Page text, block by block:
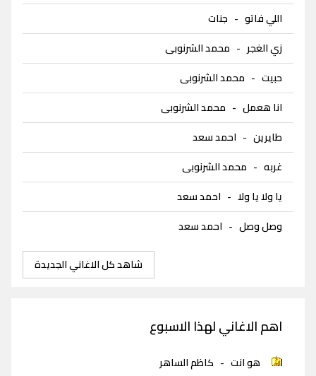
اللي فاتو - جنات
زي الغجر - محمد الشرنوبى
حبيت - محمد الشرنوبى
انا هعمل - محمد الشرنوبى
طايرين - احمد سعد
غربه - محمد الشرنوبى
يا ولا يا ولا - احمد سعد
وصل وصل - احمد سعد
شاهد كل الاغاني الجديدة
اهم الاغاني لهذا الاسبوع
هو انت - كاظم الساهر